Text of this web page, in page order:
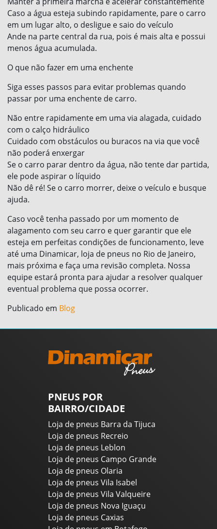
Caso a água esteja subindo rapidamente, pare o carro
em um lugar alto, o desligue e saio do veículo
Ande na parte central da rua, pois é mais alta e possui
menos água acumulada.
O que não fazer em uma enchente
Siga esses passos para evitar problemas quando
passar por uma enchente de carro.
Não entre rapidamente em uma via alagada, cuidado
com o calço hidráulico
Cuidado com obstáculos ou buracos na via que você
não poderá enxergar
Se o carro parar dentro da água, não tente dar partida,
ele pode aspirar o líquido
Não dê ré! Se o carro morrer, deixe o veículo e busque
ajuda.
Caso você tenha passado por um momento de
alagamento com seu carro e quer garantir que ele
esteja em perfeitas condições de funcionamento, leve
até uma Dinamicar, loja de pneus no Rio de Janeiro,
mais próxima e faça uma revisão completa. Nossa
equipe estará pronta para ajudar a resolver qualquer
eventual problema que possa ocorrer.
Publicado em Blog
PNEUS POR
BAIRRO/CIDADE
Loja de pneus Barra da Tijuca
Loja de pneus Recreio
Loja de pneus Leblon
Loja de pneus Campo Grande
Loja de pneus Olaria
Loja de pneus Vila Isabel
Loja de pneus Vila Valqueire
Loja de pneus Nova Iguaçu
Loja de pneus Caxias